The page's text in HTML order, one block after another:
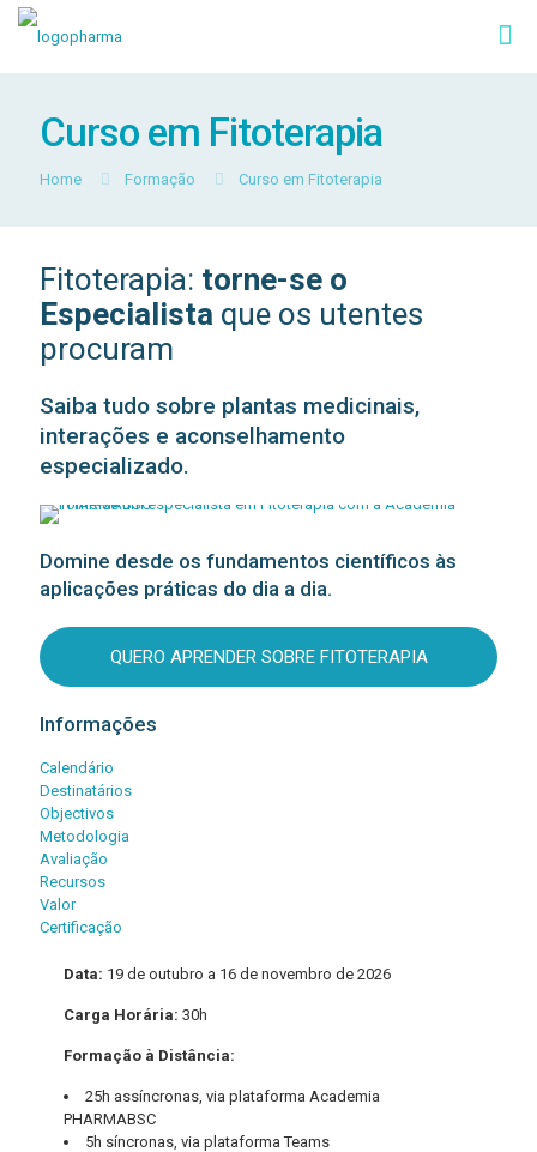
Curso em Fitoterapia
Home Formação Curso em Fitoterapia
Fitoterapia: torne-se o
Especialista que os utentes
procuram
Saiba tudo sobre plantas medicinais,
interações e aconselhamento
especializado.
Domine desde os fundamentos científicos às
aplicações práticas do dia a dia.
QUERO APRENDER SOBRE FITOTERAPIA
Informações
Calendário
Destinatários
Objectivos
Metodologia
Avaliação
Recursos
Valor
Certificação
Data: 19 de outubro a 16 de novembro de 2026
Carga Horária: 30h
Formação à Distância:
25h assíncronas, via plataforma Academia
PHARMABSC
5h síncronas, via plataforma Teams